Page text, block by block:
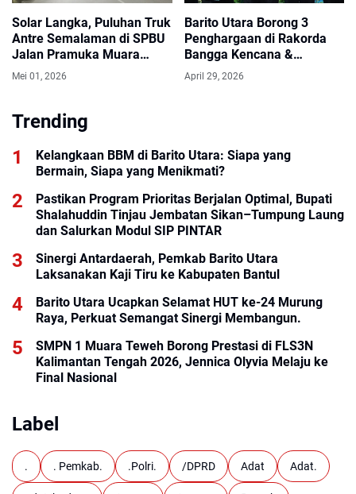
Solar Langka, Puluhan Truk
Antre Semalaman di SPBU
Jalan Pramuka Muara
Teweh
Mei 01, 2026
Barito Utara Borong 3
Penghargaan di Rakorda
Bangga Kencana &
Penurunan Stunting
April 29, 2026
Trending
Kelangkaan BBM di Barito Utara: Siapa yang
Bermain, Siapa yang Menikmati?
Pastikan Program Prioritas Berjalan Optimal, Bupati
Shalahuddin Tinjau Jembatan Sikan–Tumpung Laung
dan Salurkan Modul SIP PINTAR
Sinergi Antardaerah, Pemkab Barito Utara
Laksanakan Kaji Tiru ke Kabupaten Bantul
Barito Utara Ucapkan Selamat HUT ke-24 Murung
Raya, Perkuat Semangat Sinergi Membangun.
SMPN 1 Muara Teweh Borong Prestasi di FLS3N
Kalimantan Tengah 2026, Jennica Olyvia Melaju ke
Final Nasional
Label
. . Pemkab. .Polri. /DPRD Adat Adat.